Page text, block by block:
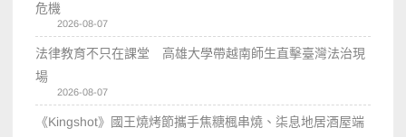
危機
2026-08-07
法律教育不只在課堂 高雄大學帶越南師生直擊臺灣法治現
場
2026-08-07
《Kingshot》國王燒烤節攜手焦糖楓串燒、柒息地居酒屋端